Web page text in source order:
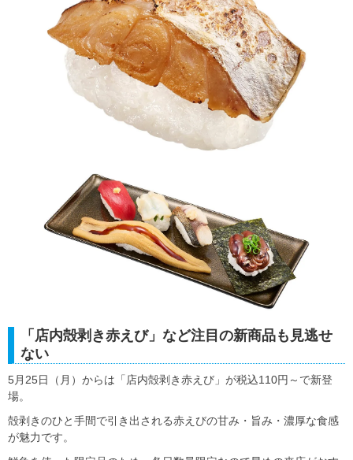
「店内殻剥き赤えび」など注目の新商品も見逃せ
ない
5月25日（月）からは「店内殻剥き赤えび」が税込110円～で新登
場。
殻剥きのひと手間で引き出される赤えびの甘み・旨み・濃厚な食感
が魅力です。